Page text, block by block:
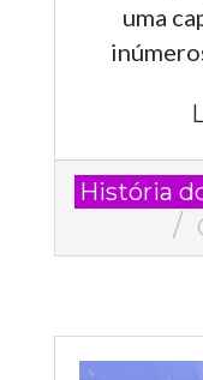
uma
2025-
09-
História